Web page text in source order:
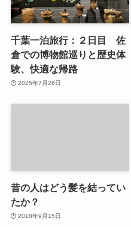
千葉一泊旅行：２日目 佐
倉での博物館巡りと歴史体
験、快適な帰路
2025年7月26日
昔の人はどう髪を結ってい
たか？
2018年9月15日